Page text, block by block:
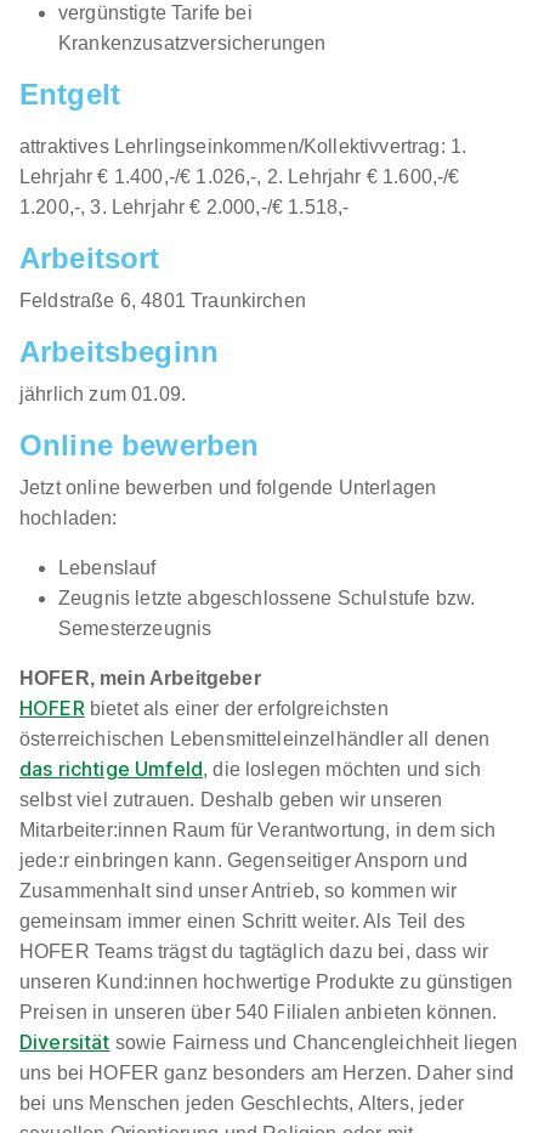
vergünstigte Tarife bei
Krankenzusatzversicherungen
Entgelt
attraktives Lehrlingseinkommen/Kollektivvertrag: 1.
Lehrjahr € 1.400,-/€ 1.026,-, 2. Lehrjahr € 1.600,-/€
1.200,-, 3. Lehrjahr € 2.000,-/€ 1.518,-
Arbeitsort
​Feldstraße 6, 4801 Traunkirchen​​
Arbeitsbeginn
jährlich zum 01.09.​
Online bewerben
Jetzt online bewerben und folgende Unterlagen
hochladen:
Lebenslauf
Zeugnis letzte abgeschlossene Schulstufe bzw.
Semesterzeugnis
HOFER, mein Arbeitgeber
HOFER bietet als einer der erfolgreichsten
österreichischen Lebensmitteleinzelhändler all denen
das richtige Umfeld, die loslegen möchten und sich
selbst viel zutrauen. Deshalb geben wir unseren
Mitarbeiter:innen Raum für Verantwortung, in dem sich
jede:r einbringen kann. Gegenseitiger Ansporn und
Zusammenhalt sind unser Antrieb, so kommen wir
gemeinsam immer einen Schritt weiter. Als Teil des
HOFER Teams trägst du tagtäglich dazu bei, dass wir
unseren Kund:innen hochwertige Produkte zu günstigen
Preisen in unseren über 540 Filialen anbieten können.
Diversität sowie Fairness und Chancengleichheit liegen
uns bei HOFER ganz besonders am Herzen. Daher sind
bei uns Menschen jeden Geschlechts, Alters, jeder